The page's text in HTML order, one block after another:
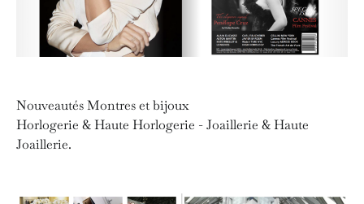
Nouveautés Montres et bijoux
Horlogerie & Haute Horlogerie - Joaillerie & Haute
Joaillerie.